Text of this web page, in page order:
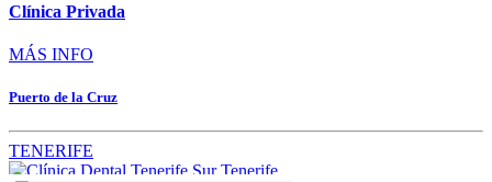
Clínica Privada
MÁS INFO
Puerto de la Cruz
TENERIFE